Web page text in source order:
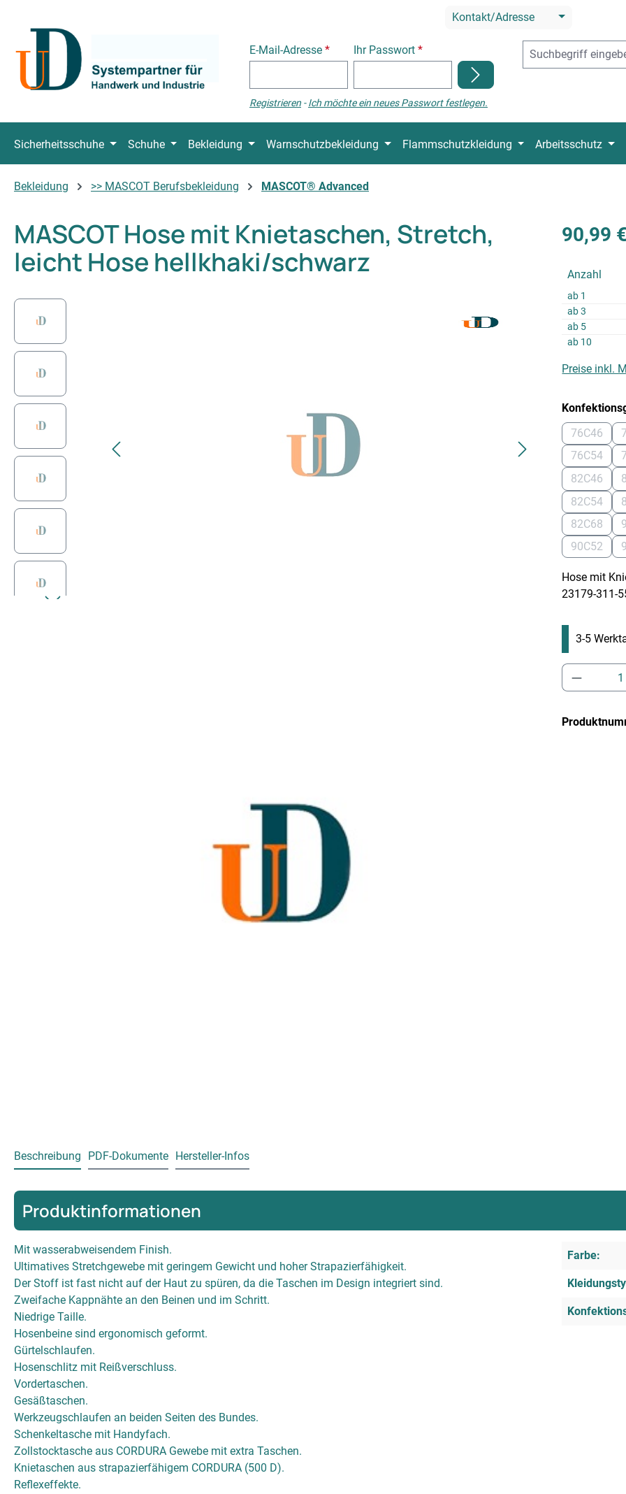
Kontakt/Adresse
E-Mail-Adresse * Ihr Passwort*
Registrieren -Ich möchte ein neues Passwort festlegen.
Sicherheitsschuhe Schuhe Bekleidung Warnschutzbekleidung Flammschutzkleidung Arbeitsschutz
Bekleidung >> MASCOT Berufsbekleidung MASCOT® Advanced
MASCOT Hose mit Knietaschen, Stretch,
leicht Hose hellkhaki/schwarz
90,99
Anzahl
ab 1
ab3
ab 5
ab 10
Preise inkl.
76C46
(Diese
76C54
(Diese
82C46
(Diese
82C54
(Diese
82C68
(Diese
90C52
(Diese
Hose mit
23179-311-
3-5
Beschreibung PDF-Dokumente Hersteller-Infos
Produktinformationen
Mit wasserabweisendem Finish.
Ultimatives Stretchgewebe mit geringem Gewicht und hoher Strapazierfähigkeit.
Der Stoff ist fast nicht auf der Haut zu spüren, da die Taschen im Design integriert sind.
Zweifache Kappnähte an den Beinen und im Schritt.
Niedrige Taille.
Hosenbeine sind ergonomisch geformt.
Gürtelschlaufen.
Hosenschlitz mit Reißverschluss.
Vordertaschen.
Gesäßtaschen.
Werkzeugschlaufen an beiden Seiten des Bundes.
Schenkeltasche mit Handyfach.
Zollstocktasche aus CORDURA Gewebe mit extra Taschen.
Knietaschen aus strapazierfähigem CORDURA (500 D).
Reflexeffekte.
Farbe: